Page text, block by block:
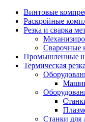
Винтовые
Раскройные
Резка и сварка
Сварочные
Промышленные
Термическая
Станки для